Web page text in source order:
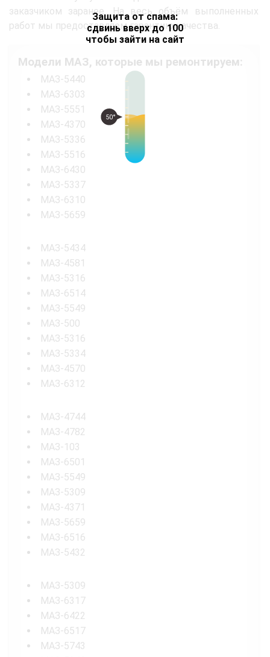
Защита от спама:
сдвинь вверх до 100
чтобы зайти на сайт
50°
заказчиком заранее. На весь объём выполненных
работ мы предоставляем гарантию качества.
Модели МАЗ, которые мы ремонтируем:
МАЗ-5440
МАЗ-6303
МАЗ-5551
МАЗ-4370
МАЗ-5336
МАЗ-5516
МАЗ-6430
МАЗ-5337
МАЗ-6310
МАЗ-5659
МАЗ-5434
МАЗ-4581
МАЗ-5316
МАЗ-6514
МАЗ-5549
МАЗ-500
МАЗ-5316
МАЗ-5334
МАЗ-4570
МАЗ-6312
МАЗ-4744
МАЗ-4782
МАЗ-103
МАЗ-6501
МАЗ-5549
МАЗ-5309
МАЗ-4371
МАЗ-5659
МАЗ-6516
МАЗ-5432
МАЗ-5309
МАЗ-6317
МАЗ-6422
МАЗ-6517
МАЗ-5743